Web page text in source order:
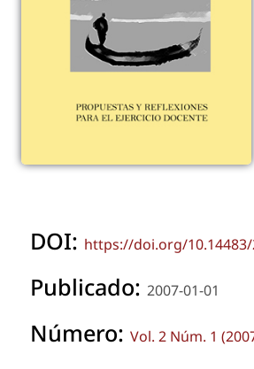
DOI: https://doi.org/10.14483/
Publicado: 2007-01-01
Número: Vol. 2 Núm. 1